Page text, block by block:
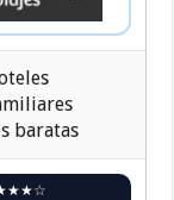
baratas